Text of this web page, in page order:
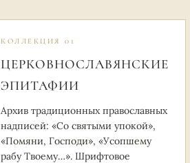
КОЛЛЕКЦИЯ 01
ЦЕРКОВНОСЛАВЯНСКИЕ
ЭПИТАФИИ
Архив традиционных православных
надписей: «Со святыми упокой»,
«Помяни, Господи», «Усопшему
рабу Твоему…». Шрифтовое